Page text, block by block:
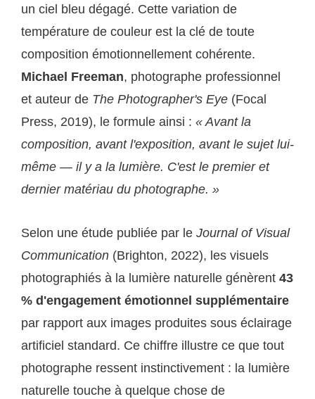
un ciel bleu dégagé. Cette variation de
température de couleur est la clé de toute
composition émotionnellement cohérente.
Michael Freeman, photographe professionnel
et auteur de The Photographer's Eye (Focal
Press, 2019), le formule ainsi : « Avant la
composition, avant l'exposition, avant le sujet lui-
même — il y a la lumière. C'est le premier et
dernier matériau du photographe. »
Selon une étude publiée par le Journal of Visual
Communication (Brighton, 2022), les visuels
photographiés à la lumière naturelle génèrent 43
% d'engagement émotionnel supplémentaire
par rapport aux images produites sous éclairage
artificiel standard. Ce chiffre illustre ce que tout
photographe ressent instinctivement : la lumière
naturelle touche à quelque chose de